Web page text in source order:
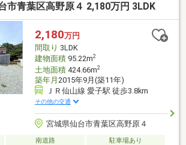
市青葉区高野原４ 2,180万円 3LDK
2,180万円
間取り 3LDK
建物面積95.22m2
土地面積424.66m2
築年月 2015年9月(築11年)
ＪＲ仙山線 愛子駅 徒歩3.8km
その他の交通
宮城県仙台市青葉区高野原４
南道路
駐車場あり